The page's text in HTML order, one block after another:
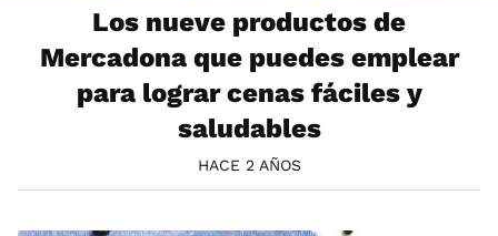
Los nueve productos de
Mercadona que puedes emplear
para lograr cenas fáciles y
saludables
HACE 2 AÑOS